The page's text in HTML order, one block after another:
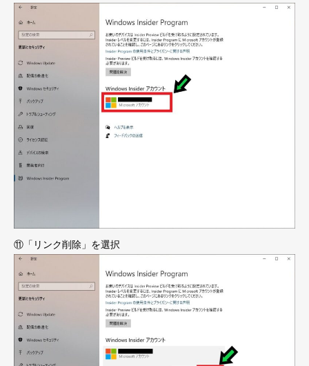
⑪「リンク削除」を選択